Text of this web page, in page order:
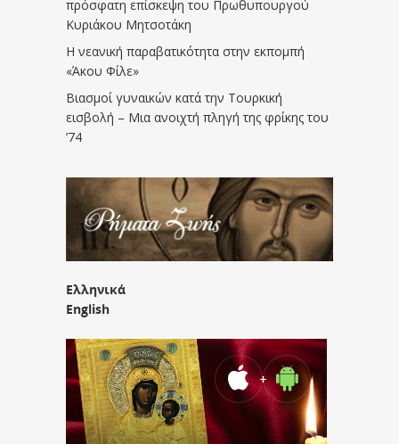
πρόσφατη επίσκεψη του Πρωθυπουργού
Κυριάκου Μητσοτάκη
Η νεανική παραβατικότητα στην εκπομπή
«Άκου Φίλε»
Βιασμοί γυναικών κατά την Τουρκική
εισβολή – Μια ανοιχτή πληγή της φρίκης του
’74
Ελληνικά
English